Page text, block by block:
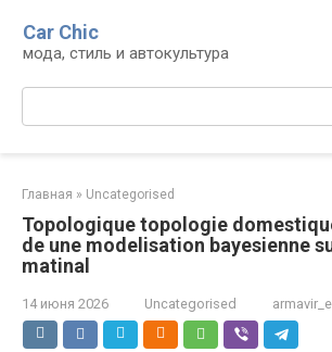
контенту
Car Chic
мода, стиль и автокультура
Поиск:
Главная » Uncategorised
Topologique topologie
de une modelisation bayesienne
matinal
14 июня 2026 Uncategorised